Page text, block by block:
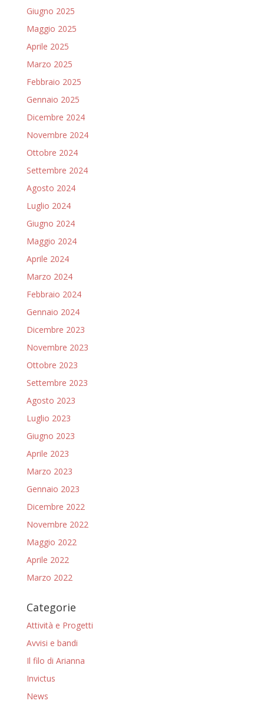
Giugno 2025
Maggio 2025
Aprile 2025
Marzo 2025
Febbraio 2025
Gennaio 2025
Dicembre 2024
Novembre 2024
Ottobre 2024
Settembre 2024
Agosto 2024
Luglio 2024
Giugno 2024
Maggio 2024
Aprile 2024
Marzo 2024
Febbraio 2024
Gennaio 2024
Dicembre 2023
Novembre 2023
Ottobre 2023
Settembre 2023
Agosto 2023
Luglio 2023
Giugno 2023
Aprile 2023
Marzo 2023
Gennaio 2023
Dicembre 2022
Novembre 2022
Maggio 2022
Aprile 2022
Marzo 2022
Categorie
Attività e Progetti
Avvisi e bandi
Il filo di Arianna
Invictus
News